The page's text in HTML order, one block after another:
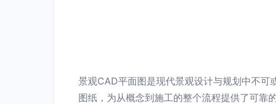
景观CAD平面图是现代景观设计与规划中不
图纸，为从概念到施工的整个流程提供了可靠